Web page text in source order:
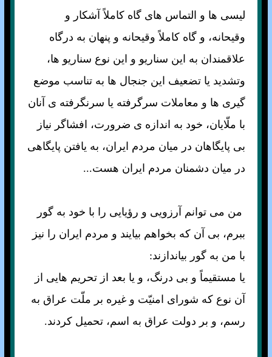
ليسى ها و التماس هاى گاه كاملاً آشكار و
وقيحانه، و گاه كاملاً وقيحانه و پنهان به درگاه
علاقمندان به اين سناريو و اين نوع سناريو ها،
وتشديد يا تضعيف اين جنجال ها به تناسب موضع
گيرى ها و معاملات سرگرفته يا سرنگرفته ی آنان
با ملّايان، خود به اندازه ی ضرورت، افشاگر نياز
بى پايگاهان در ميان مردم ايران، به يافتن پايگاهى
در ميان دشمنان مردم ايران هست...
من مى توانم آرزويى و رؤيايى را با خود به گور
ببرم، بى آن كه بخواهم بيايند و مردم ايران را نيز
با من به گور بياندازند:
يا مستقيماً و بى درنگ، و يا بعد از تحريم هايى از
آن نوع كه شوراى امنيّت و غيره بر ملّت عراق به
رسم، و بر دولت عراق به اسم، تحميل كردند.